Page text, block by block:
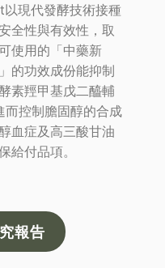
以現代發酵技術接種
全性與有效性，取
使用的「中藥新
的功效成份能抑制
素羥甲基戊二醯輔
控制膽固醇的合成
血症及高三酸甘油
給付品項。
報告